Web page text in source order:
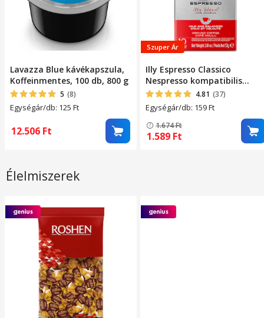
Lavazza Blue kávékapszula,
Koffeinmentes, 100 db, 800 g
5 (8)
Egységár/db: 125 Ft
12.506 Ft
Szuper Ár
Illy Espresso Classico
Nespresso kompatibilis
kávékapszula, 10 db, 57 g
4.81 (37)
Egységár/db: 159Ft
1.674Ft
1.589 Ft
Élelmiszerek